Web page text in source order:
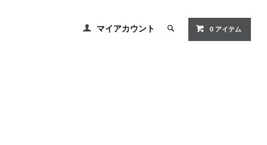
マイアカウント 0 アイテム